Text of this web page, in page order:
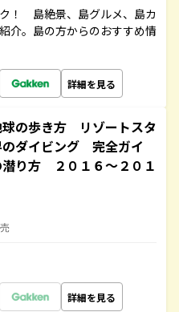
！ 島絶景、島グルメ、島カ
介。島の方からのおすすめ情
詳細を見る
の歩き方 リゾートスタ
ダイビング 完全ガイ
り方 ２０１６～２０１
詳細を見る